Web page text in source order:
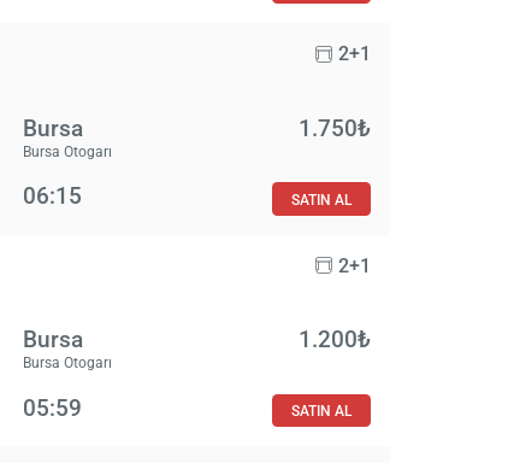
2+1
Bursa
Bursa Otogarı
1.750₺
06:15 SATIN AL
2+1
Bursa
Bursa Otogarı
1.200₺
05:59 SATIN AL